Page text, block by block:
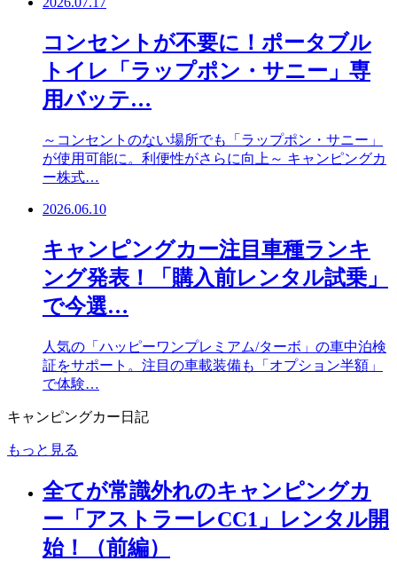
コンセントが不要に！ポータブル
トイレ「ラップポン・サニー」専
用バッテ…
～コンセントのない場所でも「ラップポン・サニー」
が使用可能に。利便性がさらに向上～ キャンピングカ
ー株式…
2026.06.10
キャンピングカー注目車種ランキ
ング発表！「購入前レンタル試乗」
で今選…
人気の「ハッピーワンプレミアム/ターボ」の車中泊検
証をサポート。注目の車載装備も「オプション半額」
で体験…
キャンピングカー日記
もっと見る
全てが常識外れのキャンピングカ
ー「アストラーレCC1」レンタル開
始！（前編）